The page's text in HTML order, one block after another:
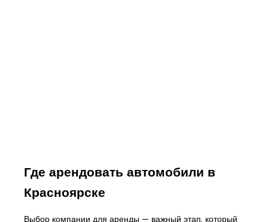
Где арендовать автомобили в
Красноярске
Выбор компании для аренды — важный этап, который